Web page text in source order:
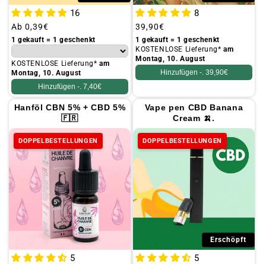
16
Üblicher
Preis
Ab 0,39€
1 gekauft = 1 geschenkt
KOSTENLOSE Lieferung*am
Montag, 10. August
Hinzufügen -. 7,40€
8
Üblicher
Preis
39,90€
1 gekauft = 1 geschenkt
KOSTENLOSE Lieferung*am
Montag, 10. August
Hinzufügen -. 39,90€
Hanföl CBN 5% + CBD 5%
🇫🇷
DOPPELBESTELLUNGEN
5
Vape pen CBD Banana
Cream 🍌.
DOPPELBESTELLUNGEN
Erschöpft
5